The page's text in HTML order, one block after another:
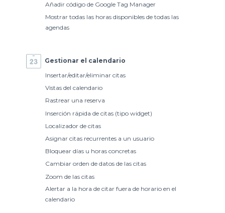
Añadir código de Google Tag Manager
Mostrar todas las horas disponibles de todas las
agendas
Gestionar el calendario
Insertar/editar/eliminar citas
Vistas del calendario
Rastrear una reserva
Inserción rápida de citas (tipo widget)
Localizador de citas
Asignar citas recurrentes a un usuario
Bloquear días u horas concretas
Cambiar orden de datos de las citas
Zoom de las citas
Alertar a la hora de citar fuera de horario en el
calendario